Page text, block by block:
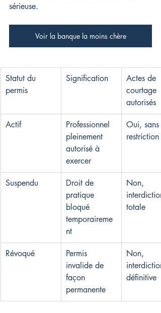
sérieuse.
Voir la banque la moins chère
Statut du
permis
Signification
Actes de
courtage
autorisés
Actif
Professionnel
pleinement
autorisé à
exercer
Oui, sans
restriction
Suspendu
Droit de
pratique
bloqué
temporaireme
nt
Non,
interdiction
totale
Révoqué
Permis
invalide de
façon
permanente
Non,
interdiction
définitive